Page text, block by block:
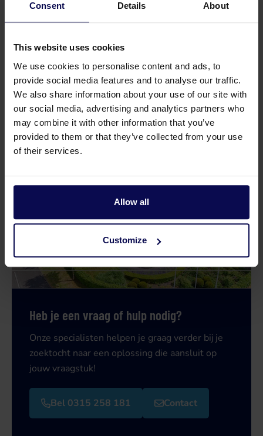
Consent Details About
This website uses cookies
We use cookies to personalise content and ads, to
provide social media features and to analyse our traffic.
We also share information about your use of our site with
our social media, advertising and analytics partners who
may combine it with other information that you’ve
provided to them or that they’ve collected from your use
of their services.
Allow all
Customize
Afdichting Rubber Bocht 80R
Heb je een vraag of hulp nodig?
Onze specialisten helpen je graag verder bij je
zoektocht naar een oplossing die aansluit op
jouw vraagstuk!
Bel 0315 258 181 Contact